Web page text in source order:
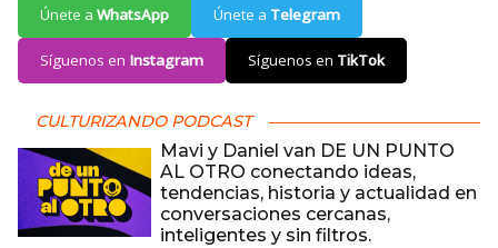
Únete a WhatsApp Únete a Telegram
Síguenos en Instagram Síguenos en TikTok
CULTURIZANDO PODCAST
Mavi y Daniel van DE UN PUNTO
AL OTRO conectando ideas,
tendencias, historia y actualidad en
conversaciones cercanas,
inteligentes y sin filtros.